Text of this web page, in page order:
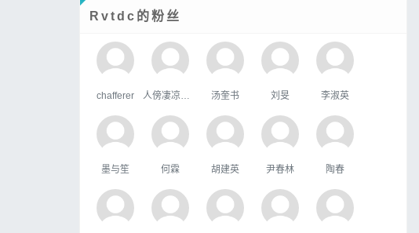
Rvtdc的粉丝
chafferer 汤奎书 刘旻 李淑英
墨与笙 何霖 胡建英 尹春林 陶春